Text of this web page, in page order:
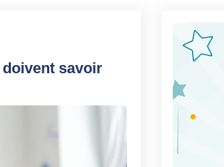
doivent savoir